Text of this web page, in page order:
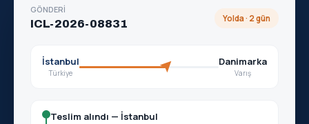
GÖNDERİ
ICL-2026-08831 Yolda · 2 gün
İstanbul
Türkiye
Danimarka
Varış
Teslim alındı — İstanbul